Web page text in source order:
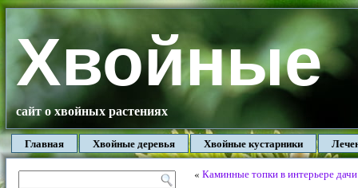
Хвойные
сайт о хвойных растениях
Главная Хвойные деревья Хвойные кустарники
« Каминные топки в интерьере